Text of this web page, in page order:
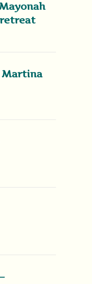
Martina